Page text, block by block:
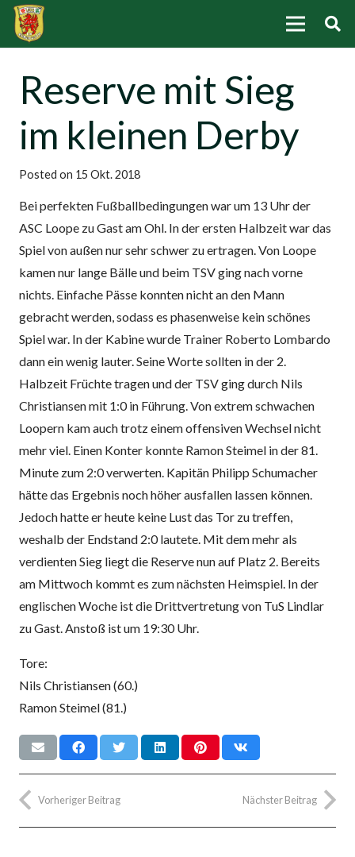
Reserve mit Sieg
im kleinen Derby
Posted on 15 Okt. 2018
Bei perfekten Fußballbedingungen war um 13 Uhr der
ASC Loope zu Gast am Ohl. In der ersten Halbzeit war das
Spiel von außen nur sehr schwer zu ertragen. Von Loope
kamen nur lange Bälle und beim TSV ging nach vorne
nichts. Einfache Pässe konnten nicht an den Mann
gebracht werden, sodass es phasenweise kein schönes
Spiel war. In der Kabine wurde Trainer Roberto Lombardo
dann ein wenig lauter. Seine Worte sollten in der 2.
Halbzeit Früchte tragen und der TSV ging durch Nils
Christiansen mit 1:0 in Führung. Von extrem schwachen
Loopern kam auch trotz einem offensiven Wechsel nicht
mehr viel. Einen Konter konnte Ramon Steimel in der 81.
Minute zum 2:0 verwerten. Kapitän Philipp Schumacher
hätte das Ergebnis noch höher ausfallen lassen können.
Jedoch hatte er heute keine Lust das Tor zu treffen,
weshalb der Endstand 2:0 lautete. Mit dem mehr als
verdienten Sieg liegt die Reserve nun auf Platz 2. Bereits
am Mittwoch kommt es zum nächsten Heimspiel. In der
englischen Woche ist die Drittvertretung von TuS Lindlar
zu Gast. Anstoß ist um 19:30 Uhr.
Tore:
Nils Christiansen (60.)
Ramon Steimel (81.)
Vorheriger Beitrag Nächster Beitrag